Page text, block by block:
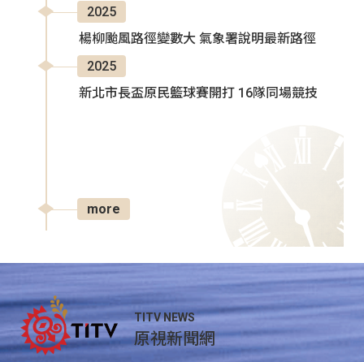
2025
楊柳颱風路徑變數大 氣象署說明最新路徑
2025
新北市長盃原民籃球賽開打 16隊同場競技
more
TITV NEWS
原視新聞網